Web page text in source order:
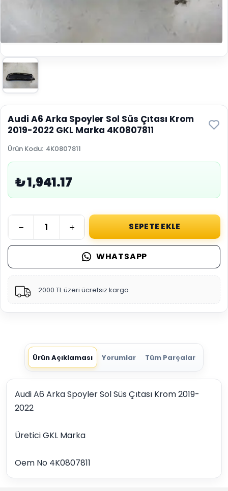
Audi A6 Arka Spoyler Sol Süs Çıtası Krom
2019-2022 GKL Marka 4K0807811
Ürün Kodu: 4K0807811
₺ 1,941.17
SEPETE EKLE
WHATSAPP
2000 TL üzeri ücretsiz kargo
Ürün Açıklaması Yorumlar Tüm Parçalar
Audi A6 Arka Spoyler Sol Süs Çıtası Krom 2019-
2022
Üretici GKL Marka
Oem No 4K0807811